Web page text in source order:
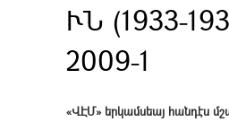
ՒՆ (1933-
2009-1
«ՎԷՄ» երկամսեայ հանդէս